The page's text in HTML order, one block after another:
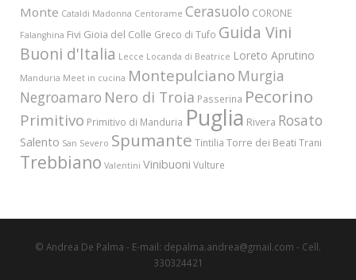
Monte Cataldi Madonna Centorame Cerasuolo CORONE
Falanghina Fivi Gioia del Colle Greco di Tufo Guida Vini
Buoni d'Italia Lecce Locanda di Beatrice Loreto Aprutino
Manduria Meet in cucina Montepulciano Murgia
Negroamaro Nero di Troia Passerina Pecorino
Primitivo Primitivo di Manduria Puglia Rivera Rosato
Salento San Severo Spumante Tintilia Torre dei Beati Trani
Trebbiano Valentini Vinibuoni Vulture
© Andrea De Palma - E-mail: depalma.andrea@gmail.com - Cell.
330324421